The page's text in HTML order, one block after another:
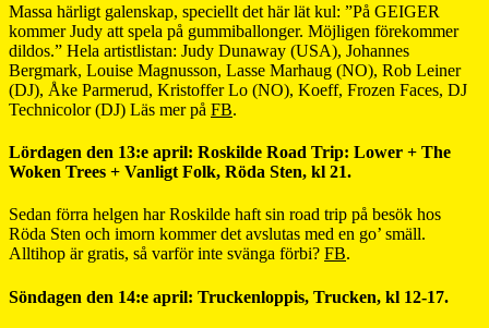
Massa härligt galenskap, speciellt det här lät kul: ”På GEIGER
kommer Judy att spela på gummiballonger. Möjligen förekommer
dildos.” Hela artistlistan: Judy Dunaway (USA), Johannes
Bergmark, Louise Magnusson, Lasse Marhaug (NO), Rob Leiner
(DJ), Åke Parmerud, Kristoffer Lo (NO), Koeff, Frozen Faces, DJ
Technicolor (DJ) Läs mer på FB.
Lördagen den 13:e april: Roskilde Road Trip: Lower + The
Woken Trees + Vanligt Folk, Röda Sten, kl 21.
Sedan förra helgen har Roskilde haft sin road trip på besök hos
Röda Sten och imorn kommer det avslutas med en go’ smäll.
Alltihop är gratis, så varför inte svänga förbi? FB.
Söndagen den 14:e april: Truckenloppis, Trucken, kl 12-17.